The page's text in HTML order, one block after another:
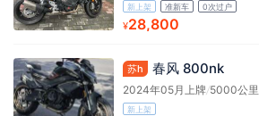
新上架 准新车 0次过户
¥28,800
苏h 春风 800nk
2024年05月上牌/5000公里
新上架